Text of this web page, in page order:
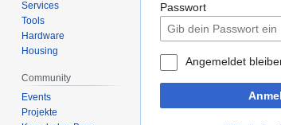
Passwort
Angemeldet
Services
Tools
Hardware
Housing
Community
Events
Projekte